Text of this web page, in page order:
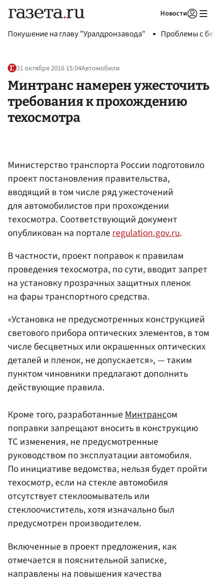
Новости
Покушение на главу "Уралдронзавода" Проблемы с
31 октября 2016 15:04Автомобили
Минтранс намерен ужесточить
требования к прохождению
техосмотра
Министерство транспорта России подготовило
проект постановления правительства,
вводящий в том числе ряд ужесточений
для автомобилистов при прохождении
техосмотра. Соответствующий документ
опубликован на порталеregulation.gov.ru.
В частности, проект поправок к правилам
проведения техосмотра, по сути, вводит запрет
на установку прозрачных защитных пленок
на фары транспортного средства.
«Установка не предусмотренных конструкцией
светового прибора оптических элементов, в том
числе бесцветных или окрашенных оптических
деталей и пленок, не допускается», — таким
пунктом чиновники предлагают дополнить
действующие правила.
Кроме того, разработанныеМинтрансом
поправки запрещают вносить в конструкцию
ТС изменения, не предусмотренные
руководством по эксплуатации автомобиля.
По инициативе ведомства, нельзя будет пройти
техосмотр, если на стекле автомобиля
отсутствует стеклоомыватель или
стеклоочиститель, хотя изначально был
предусмотрен производителем.
Включенные в проект предложения, как
отмечается в пояснительной записке,
направлены на повышения качества